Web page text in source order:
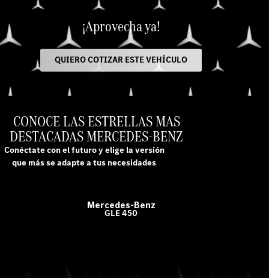
¡Aprovecha ya!
QUIERO COTIZAR ESTE VEHÍCULO
CONOCE LAS ESTRELLAS MAS
DESTACADAS MERCEDES-BENZ
Conéctate con el futuro y elige la versión
que más se adapte a tus necesidades
Mercedes-Benz
GLE 450